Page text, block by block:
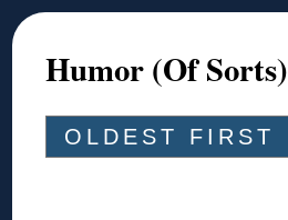
Humor (Of Sorts)